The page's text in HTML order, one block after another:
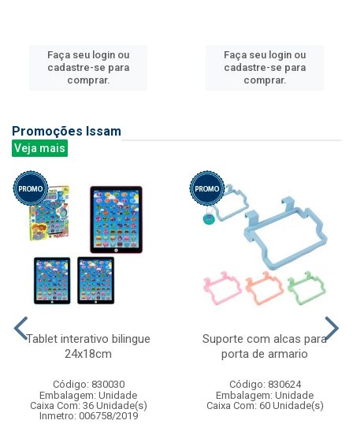
Faça seu login ou
cadastre-se para
comprar.
Faça seu login ou
cadastre-se para
comprar.
Promoções Issam
Veja mais
Tablet interativo bilingue
24x18cm
Código: 830030
Embalagem: Unidade
Caixa Com: 36 Unidade(s)
Inmetro: 006758/2019
Suporte com alcas para
porta de armario
Código: 830624
Embalagem: Unidade
Caixa Com: 60 Unidade(s)